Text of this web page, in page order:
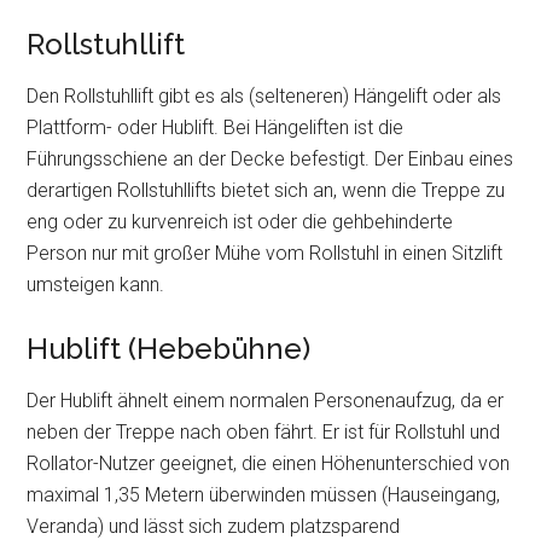
Rollstuhllift
Den Rollstuhllift gibt es als (selteneren) Hängelift oder als
Plattform- oder Hublift. Bei Hängeliften ist die
Führungsschiene an der Decke befestigt. Der Einbau eines
derartigen Rollstuhllifts bietet sich an, wenn die Treppe zu
eng oder zu kurvenreich ist oder die gehbehinderte
Person nur mit großer Mühe vom Rollstuhl in einen Sitzlift
umsteigen kann.
Hublift (Hebebühne)
Der Hublift ähnelt einem normalen Personenaufzug, da er
neben der Treppe nach oben fährt. Er ist für Rollstuhl und
Rollator-Nutzer geeignet, die einen Höhenunterschied von
maximal 1,35 Metern überwinden müssen (Hauseingang,
Veranda) und lässt sich zudem platzsparend